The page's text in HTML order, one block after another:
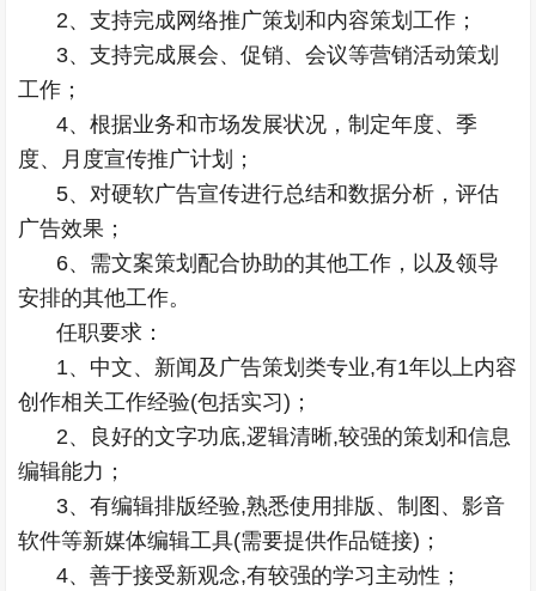
2、支持完成网络推广策划和内容策划工作；
3、支持完成展会、促销、会议等营销活动策划
工作；
4、根据业务和市场发展状况，制定年度、季
度、月度宣传推广计划；
5、对硬软广告宣传进行总结和数据分析，评估
广告效果；
6、需文案策划配合协助的其他工作，以及领导
安排的其他工作。
任职要求：
1、中文、新闻及广告策划类专业,有1年以上内容
创作相关工作经验(包括实习)；
2、良好的文字功底,逻辑清晰,较强的策划和信息
编辑能力；
3、有编辑排版经验,熟悉使用排版、制图、影音
软件等新媒体编辑工具(需要提供作品链接)；
4、善于接受新观念,有较强的学习主动性；